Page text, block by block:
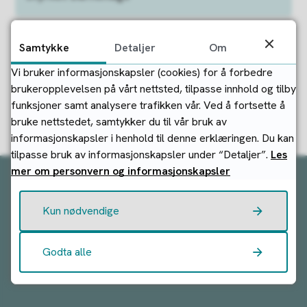
Fant du det du lette etter?
Ja Nei
Kontakt oss:
Kontakt Strand kommune
Nød og vakttelefoner
Alle skjema
Samtykke Detaljer
Om
Vi bruker informasjonskapsler (cookies) for å forbedre
brukeropplevelsen på vårt nettsted, tilpasse innhold og tilby
funksjoner samt analysere trafikken vår. Ved å fortsette å
bruke nettstedet, samtykker du til vår bruk av
informasjonskapsler i henhold til denne erklæringen. Du kan
tilpasse bruk av informasjonskapsler under “Detaljer”. Les
mer om personvern og informasjonskapsler
Kun nødvendige
Godta alle